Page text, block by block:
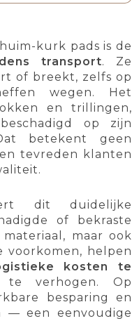
kurk pads is de
transport. Ze
of breekt, zelfs op
wegen. Het
en trillingen,
op zijn
betekent geen
tevreden klanten
dit duidelijke
of bekraste
maar ook
voorkomen, helpen
kosten te
verhogen. Op
besparing en
— een eenvoudige